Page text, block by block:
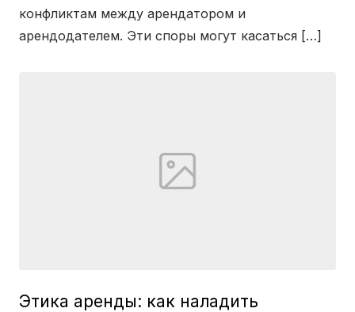
конфликтам между арендатором и
арендодателем. Эти споры могут касаться […]
Этика аренды: как наладить